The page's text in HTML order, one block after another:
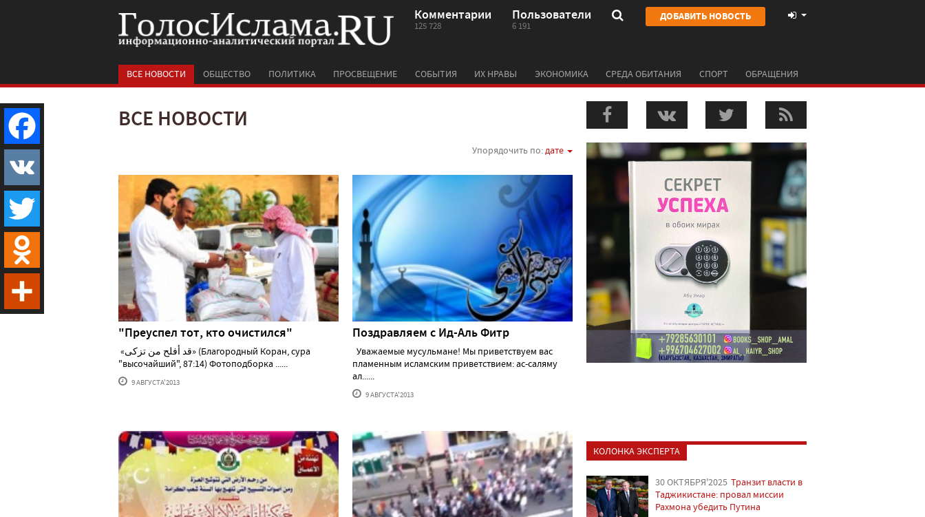
Комментарии
125 728
Пользователи
6 191
ДОБАВИТЬ НОВОСТЬ
ВСЕ НОВОСТИ ОБЩЕСТВО ПОЛИТИКА ПРОСВЕЩЕНИЕ СОБЫТИЯ ИХ НРАВЫ ЭКОНОМИКА СРЕДА ОБИТАНИЯ СПОРТ ОБРАЩЕНИЯ
ВСЕ НОВОСТИ
Упорядочить по:дате
"Преуспел тот, кто очистился"
«قد أفلح من تزكى» (Благородный Коран, сура
"высочайший", 87:14) Фотоподборка ......
9 АВГУСТА'2013
Поздравляем с Ид-Аль Фитр
Уважаемые мусульмане! Мы приветствуем вас
пламенным исламским приветствием: ас-саляму
ал......
9 АВГУСТА'2013
КОЛОНКА ЭКСПЕРТА
30 ОКТЯБРЯ'2025 Транзит власти в
Таджикистане: провал миссии
Рахмона убедить Путина
Facebook
VK
Twitter
Odnoklassniki